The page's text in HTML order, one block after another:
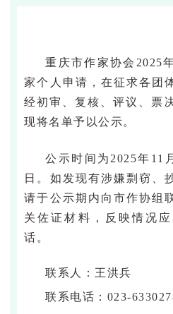
重庆市作家协会2025
家个人申请，在征求各团
经初审、复核、评议、票
现将名单予以公示。
公示时间为2025年11
日。如发现有涉嫌剽窃、
请于公示期内向市作协组
关佐证材料，反映情况
话。
联系人：王洪兵
联系电话：023-